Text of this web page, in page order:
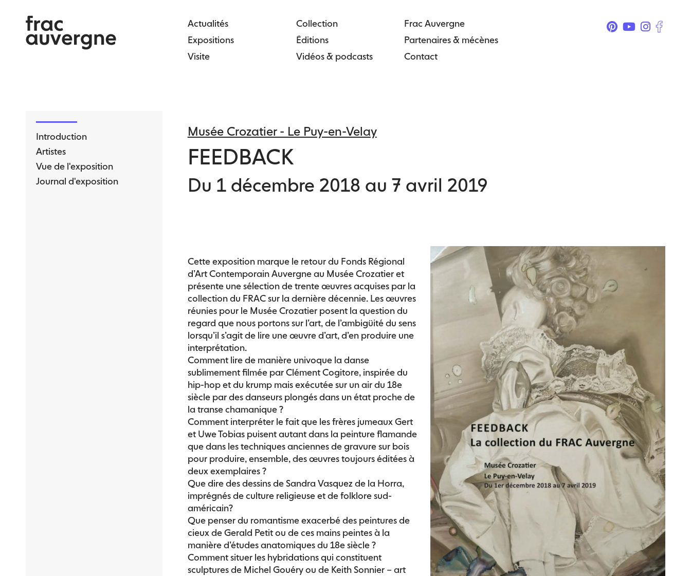
content
Actualités
Expositions
Visite
Collection
Éditions
Vidéos & podcasts
Frac Auvergne
Partenaires & mécènes
Contact
Introduction
Artistes
Vue de l'exposition
Journal d'exposition
Musée Crozatier - Le Puy-en-Velay
FEEDBACK
Du 1 décembre 2018 au 7 avril 2019
Cette exposition marque le retour du Fonds Régional
d’Art Contemporain Auvergne au Musée Crozatier et
présente une sélection de trente œuvres acquises par la
collection du FRAC sur la dernière décennie. Les œuvres
réunies pour le Musée Crozatier posent la question du
regard que nous portons sur l’art, de l’ambigüité du sens
lorsqu’il s’agit de lire une œuvre d’art, d’en produire une
interprétation.
Comment lire de manière univoque la danse
sublimement filmée par Clément Cogitore, inspirée du
hip-hop et du krump mais exécutée sur un air du 18e
siècle par des danseurs plongés dans un état proche de
la transe chamanique ?
Comment interpréter le fait que les frères jumeaux Gert
et Uwe Tobias puisent autant dans la peinture flamande
que dans les techniques anciennes de gravure sur bois
pour produire, ensemble, des œuvres toujours éditées à
deux exemplaires ?
Que dire des dessins de Sandra Vasquez de la Horra,
imprégnés de culture religieuse et de folklore sud-
américain?
Que penser du romantisme exacerbé des peintures de
cieux de Gerald Petit ou de ces mains peintes à la
manière d’études anatomiques du 18e siècle ?
Comment situer les hybridations qui constituent
sculptures de Michel Gouéry ou de Keith Sonnier – art